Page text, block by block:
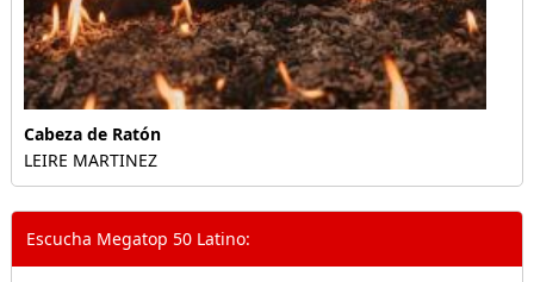
Cabeza de Ratón
LEIRE MARTINEZ
Escucha Megatop 50 Latino: